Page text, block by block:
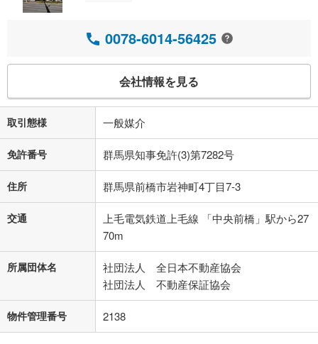
0078-6014-56425
会社情報を見る
取引態様 一般媒介
免許番号 群馬県知事免許(3)第7282号
住所 群馬県前橋市岩神町4丁目7-3
交通
上毛電気鉄道上毛線 「中央前橋」駅から27
70m
所属団体名
社団法人 全日本不動産協会
社団法人 不動産保証協会
物件管理番号 2138